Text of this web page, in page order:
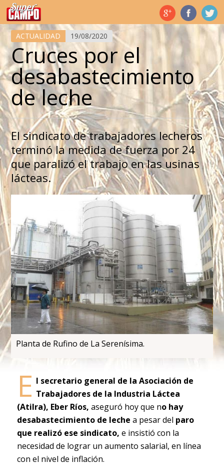
Temas de hoy
ACTUALIDAD 19/08/2020
Cruces por el
desabastecimiento
de leche
El sindicato de trabajadores lecheros
terminó la medida de fuerza por 24
que paralizó el trabajo en las usinas
lácteas.
Planta de Rufino de La Serenísima.
E l secretario general de la Asociación de
Trabajadores de la Industria Láctea
(Atilra), Eber Ríos, aseguró hoy que no hay
desabastecimiento de leche a pesar del paro
que realizó ese sindicato, e insistió con la
necesidad de lograr un aumento salarial, en línea
con el nivel de inflación.